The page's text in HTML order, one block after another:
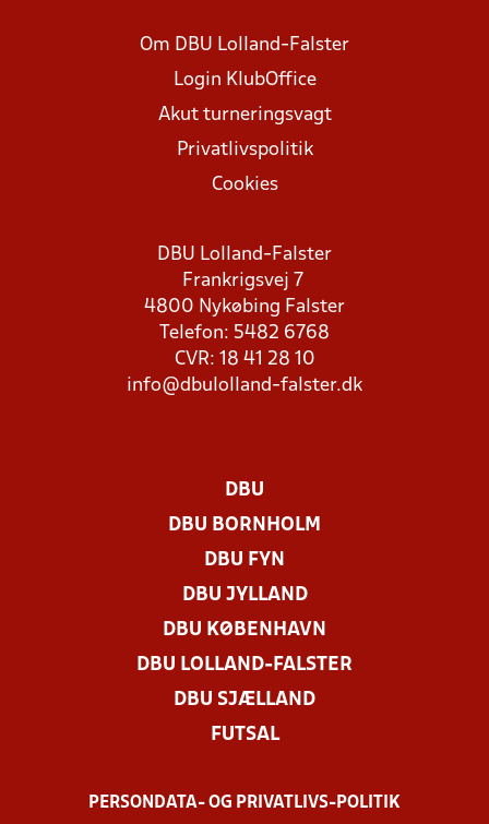
Om DBU Lolland-Falster
Login KlubOffice
Akut turneringsvagt
Privatlivspolitik
Cookies
DBU Lolland-Falster
Frankrigsvej 7
4800 Nykøbing Falster
Telefon: 5482 6768
CVR: 18 41 28 10
info@dbulolland-falster.dk
DBU
DBU BORNHOLM
DBU FYN
DBU JYLLAND
DBU KØBENHAVN
DBU LOLLAND-FALSTER
DBU SJÆLLAND
FUTSAL
PERSONDATA- OG PRIVATLIVS-POLITIK